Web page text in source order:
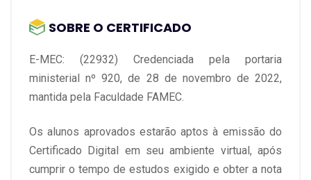
SOBRE O CERTIFICADO
E-MEC: (22932) Credenciada pela portaria
ministerial nº 920, de 28 de novembro de 2022,
mantida pela Faculdade FAMEC.
Os alunos aprovados estarão aptos à emissão do
Certificado Digital em seu ambiente virtual, após
cumprir o tempo de estudos exigido e obter a nota